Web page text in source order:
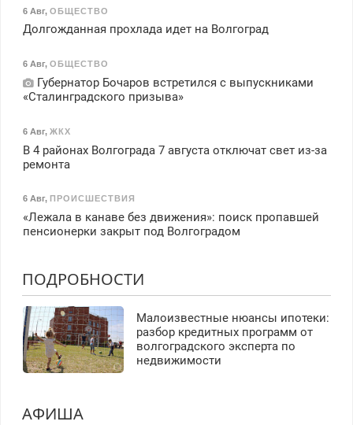
6 Авг, ОБЩЕСТВО
Долгожданная прохлада идет на Волгоград
6 Авг, ОБЩЕСТВО
Губернатор Бочаров встретился с выпускниками
«Сталинградского призыва»
6 Авг, ЖКХ
В 4 районах Волгограда 7 августа отключат свет из-за
ремонта
6 Авг, ПРОИСШЕСТВИЯ
«Лежала в канаве без движения»: поиск пропавшей
пенсионерки закрыт под Волгоградом
ПОДРОБНОСТИ
Малоизвестные нюансы ипотеки:
разбор кредитных программ от
волгоградского эксперта по
недвижимости
АФИША